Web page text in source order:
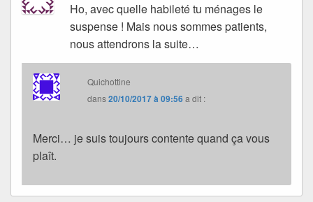
Ho, avec quelle habileté tu ménages le
suspense ! Mais nous sommes patients,
nous attendrons la suite…
Quichottine
dans20/10/2017 à 09:56a dit :
Merci… je suis toujours contente quand ça vous
plaît.